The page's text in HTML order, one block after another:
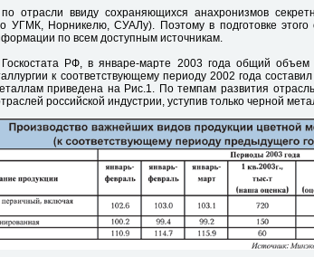
отрасли ввиду сохраняющихся анахронизмов
УГМК, Норникелю, СУАЛу). Поэтому в подготовке этого
по всем доступным источникам.
РФ, в январе-марте 2003 года общий объем
к соответствующему периоду 2002 года
приведена на Рис.1. По темпам развития
российской индустрии, уступив только черной